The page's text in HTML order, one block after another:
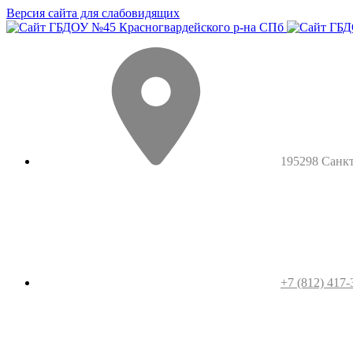
Версия сайта для слабовидящих
195298
+7 (812) 417-